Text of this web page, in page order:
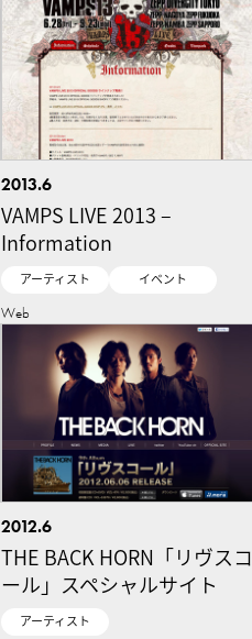
2013.6
VAMPS LIVE 2013 –
Information
アーティスト イベント
Web
2012.6
THE BACK HORN「リヴスコ
ール」スペシャルサイト
アーティスト